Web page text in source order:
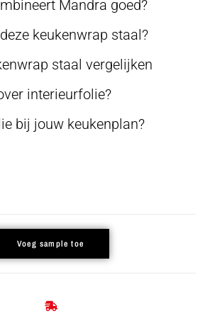
Mandra goed?
keukenwrap staal?
staal vergelijken
interieurfolie?
bij jouw keukenplan?
Voeg sample toe